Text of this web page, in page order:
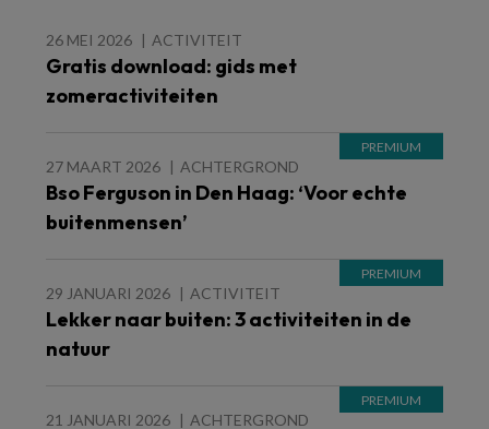
26 MEI 2026 ACTIVITEIT
Gratis download: gids met
zomeractiviteiten
27 MAART 2026 ACHTERGROND
Bso Ferguson in Den Haag: ‘Voor echte
buitenmensen’
29 JANUARI 2026 ACTIVITEIT
Lekker naar buiten: 3 activiteiten in de
natuur
21 JANUARI 2026 ACHTERGROND